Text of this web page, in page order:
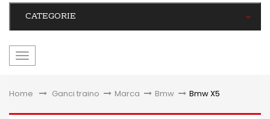
CATEGORIE
navigazione
Home &gt;Ganci traino > Marca > Bmw > Bmw X5